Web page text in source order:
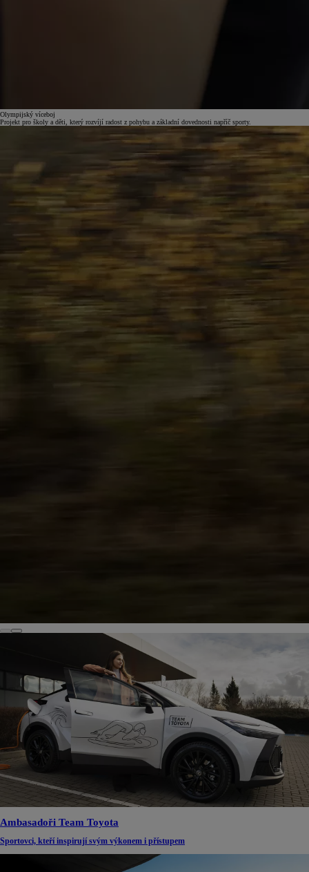
Olympijský víceboj
Projekt pro školy a děti, který rozvíjí radost z pohybu a základní dovednosti napříč sporty.
Ambasadoři Team Toyota
Sportovci, kteří inspirují svým výkonem i přístupem